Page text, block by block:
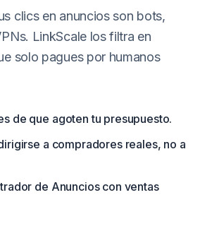
Iniciar sesión
clics en anuncios son bots,
LinkScale los filtra en
solo pagues por humanos
de que agoten tu presupuesto.
a compradores reales, no a
de Anuncios con ventas